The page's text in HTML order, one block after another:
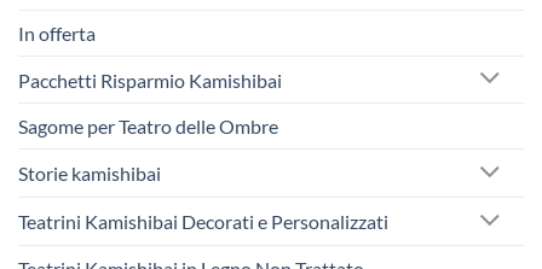
In offerta
Pacchetti Risparmio Kamishibai
Sagome per Teatro delle Ombre
Storie kamishibai
Teatrini Kamishibai Decorati e Personalizzati